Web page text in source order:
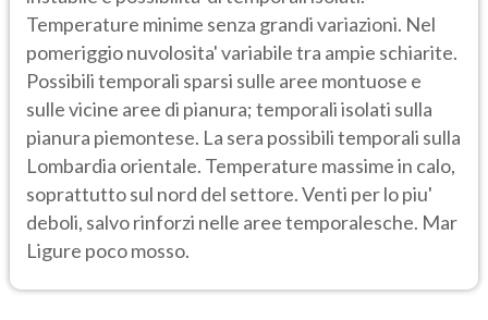
Temperature minime senza grandi variazioni. Nel
pomeriggio nuvolosita' variabile tra ampie schiarite.
Possibili temporali sparsi sulle aree montuose e
sulle vicine aree di pianura; temporali isolati sulla
pianura piemontese. La sera possibili temporali sulla
Lombardia orientale. Temperature massime in calo,
soprattutto sul nord del settore. Venti per lo piu'
deboli, salvo rinforzi nelle aree temporalesche. Mar
Ligure poco mosso.